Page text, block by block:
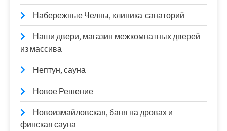
Набережные Челны, клиника-санаторий
Наши двери, магазин межкомнатных дверей
из массива
Нептун, сауна
Новое Решение
Новоизмайловская, баня на дровах и
финская сауна